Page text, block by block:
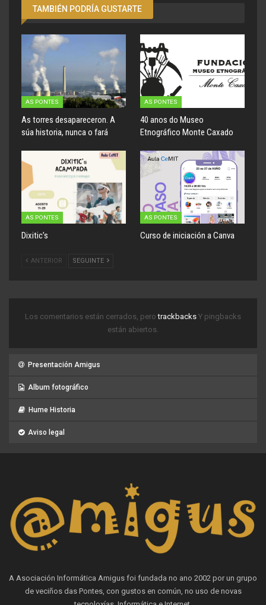
TAMBIÉN PODRÍA GUSTARTE
AS PONTES
As torres desapareceron. A
súa historia, nunca o fará
AS PONTES
40 anos do Museo
Etnográfico Monte Caxado
AS PONTES
Dixitic’s
AS PONTES
Curso de iniciación a Canva
ANTERIOR SEGUINTE
Los comentarios están cerrados, perotrackbacks Y pingbacks
están abiertos.
Presentación Amigus
Album fotográfico
Hume Historia
Aviso legal
A Asociación Informática Amigus foi fundada no ano 2002 por un grupo
de veciños das Pontes, con gustos en común, no uso de novas